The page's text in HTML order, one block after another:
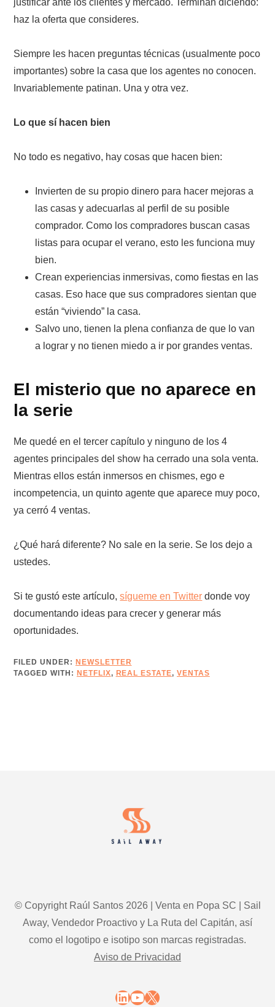
justificar ante los clientes y mercado. Terminan diciendo:
haz la oferta que consideres.
Siempre les hacen preguntas técnicas (usualmente poco
importantes) sobre la casa que los agentes no conocen.
Invariablemente patinan. Una y otra vez.
Lo que sí hacen bien
No todo es negativo, hay cosas que hacen bien:
Invierten de su propio dinero para hacer mejoras a
las casas y adecuarlas al perfil de su posible
comprador. Como los compradores buscan casas
listas para ocupar el verano, esto les funciona muy
bien.
Crean experiencias inmersivas, como fiestas en las
casas. Eso hace que sus compradores sientan que
están “viviendo” la casa.
Salvo uno, tienen la plena confianza de que lo van
a lograr y no tienen miedo a ir por grandes ventas.
El misterio que no aparece en
la serie
Me quedé en el tercer capítulo y ninguno de los 4
agentes principales del show ha cerrado una sola venta.
Mientras ellos están inmersos en chismes, ego e
incompetencia, un quinto agente que aparece muy poco,
ya cerró 4 ventas.
¿Qué hará diferente? No sale en la serie. Se los dejo a
ustedes.
Si te gustó este artículo,sígueme en Twitter donde voy
documentando ideas para crecer y generar más
oportunidades.
FILED UNDER: NEWSLETTER
TAGGED WITH: NETFLIX, REAL ESTATE,VENTAS
© Copyright Raúl Santos 2026 | Venta en Popa SC | Sail
Away, Vendedor Proactivo y La Ruta del Capitán, así
como el logotipo e isotipo son marcas registradas.
Aviso de Privacidad
LinkedIn
YouTube
X